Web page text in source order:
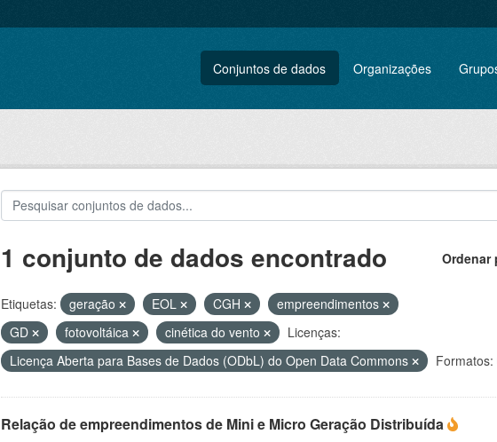
Conjuntos de dados Organizações
Ordenar
1 conjunto de dados encontrado
Etiquetas: geração EOL CGH
empreendimentos
GD
fotovoltáica cinética do vento
Licenças:
Licença Aberta para Bases de Dados (ODbL) do Open Data Commons
Formatos:
Relação de empreendimentos de Mini e Micro Geração Distribuída